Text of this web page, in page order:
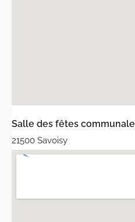
Salle des fêtes communale
21500 Savoisy